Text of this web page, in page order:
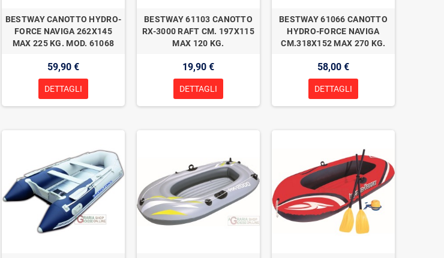
BESTWAY CANOTTO HYDRO-
FORCE NAVIGA 262X145
MAX 225 KG. MOD. 61068
59,90 €
DETTAGLI
BESTWAY 61103 CANOTTO
RX-3000 RAFT CM. 197X115
MAX 120 KG.
19,90 €
DETTAGLI
BESTWAY 61066 CANOTTO
HYDRO-FORCE NAVIGA
CM.318X152 MAX 270 KG.
58,00 €
DETTAGLI